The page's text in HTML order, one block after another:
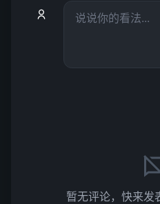
暂无评论，快来发